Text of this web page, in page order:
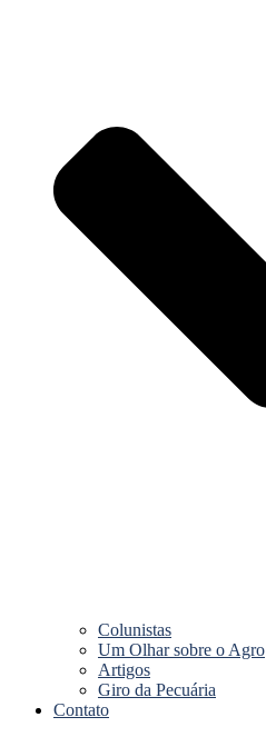
Colunistas
Um Olhar sobre o Agro
Artigos
Giro da Pecuária
Contato